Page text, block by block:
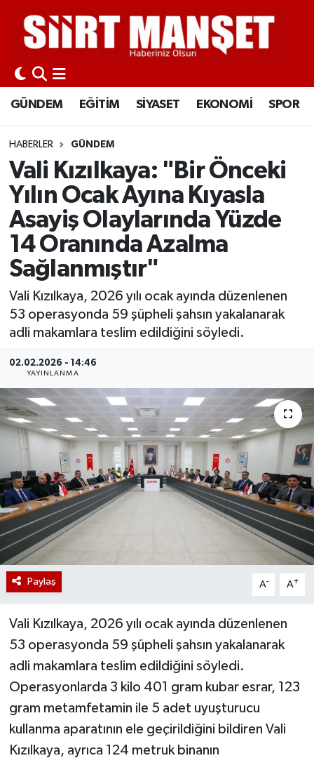
GÜNDEM EĞİTİM SİYASET EKONOMİ SPOR
HABERLER GÜNDEM
Vali Kızılkaya: "Bir Önceki
Yılın Ocak Ayına Kıyasla
Asayiş Olaylarında Yüzde
14 Oranında Azalma
Sağlanmıştır"
Vali Kızılkaya, 2026 yılı ocak ayında düzenlenen
53 operasyonda 59 şüpheli şahsın yakalanarak
adli makamlara teslim edildiğini söyledi.
02.02.2026 - 14:46
YAYINLANMA
Paylaş A- A+
Vali Kızılkaya, 2026 yılı ocak ayında düzenlenen
53 operasyonda 59 şüpheli şahsın yakalanarak
adli makamlara teslim edildiğini söyledi.
Operasyonlarda 3 kilo 401 gram kubar esrar, 123
gram metamfetamin ile 5 adet uyuşturucu
kullanma aparatının ele geçirildiğini bildiren Vali
Kızılkaya, ayrıca 124 metruk binanın
GÜNDEM
EĞİTİM
SİYASET
EKONOMİ
SPOR
İLÇELER
KÜLTÜR-SANAT
SAĞLIK-YAŞAM
Siirt Nöbetçi Eczaneler
Siirt Hava Durumu
Siirt Namaz Vakitleri
Siirt Trafik Yoğunluk Haritası
Süper Lig Puan Durumu ve Fikstür
Tüm Manşetler
Son Dakika Haberleri
Haber Arşivi